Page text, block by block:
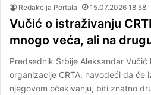
Redakcija Portala 15.07.2026 18:58
Vučić o istraživanju
mnogo veća, ali na
Predsednik Srbije Aleksandar
organizacije CRTA, navodeći da će
njegovom očekivanju, biti znatno